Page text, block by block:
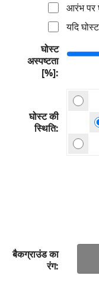
आरंभ पर
यदि
घोस्ट
अस्पष्टता
[%]
घोस्ट की
स्थिति
बैकग्राउंड का
रंग